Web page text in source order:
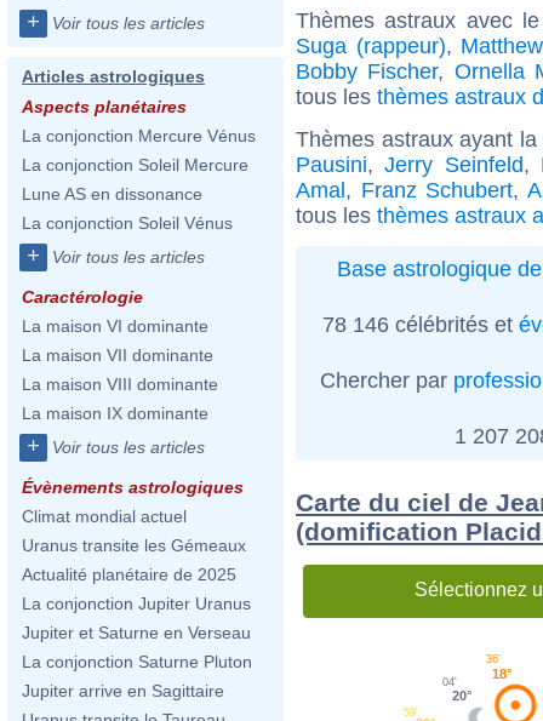
+ Voir tous les articles
Articles astrologiques
Aspects planétaires
La conjonction Mercure Vénus
La conjonction Soleil Mercure
Lune AS en dissonance
La conjonction Soleil Vénus
+ Voir tous les articles
Caractérologie
La maison VI dominante
La maison VII dominante
La maison VIII dominante
La maison IX dominante
+ Voir tous les articles
Évènements astrologiques
Climat mondial actuel
Uranus transite les Gémeaux
Actualité planétaire de 2025
La conjonction Jupiter Uranus
Jupiter et Saturne en Verseau
La conjonction Saturne Pluton
Jupiter arrive en Sagittaire
Thèmes astraux avec
Suga (rappeur),
Bobby Fischer, Ornella
tous les thèmes astraux
Thèmes astraux ayant
Pausini,Jerry Seinfeld,
Amal, Franz Schubert,
tous les thèmes astraux
Base astrologique
78 146 célébrités et
Chercher par
1 207
Carte du ciel de
(domification
Sélectionnez
18°
36'
20°
04'
59'